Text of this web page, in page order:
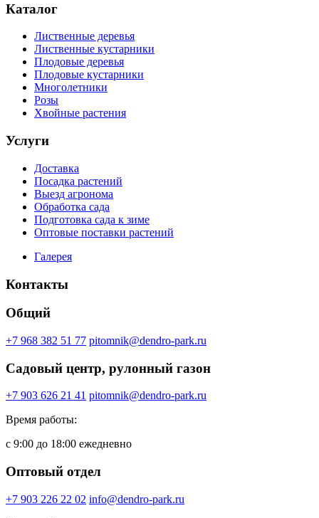
Каталог
Лиственные деревья
Лиственные кустарники
Плодовые деревья
Плодовые кустарники
Многолетники
Розы
Хвойные растения
Услуги
Доставка
Посадка растений
Выезд агронома
Обработка сада
Подготовка сада к зиме
Оптовые поставки растений
Галерея
Контакты
Общий
+7 968 382 51 77 pitomnik@dendro-park.ru
Садовый центр, рулонный газон
+7 903 626 21 41 pitomnik@dendro-park.ru
Время работы:
с 9:00 до 18:00 ежедневно
Оптовый отдел
+7 903 226 22 02 info@dendro-park.ru